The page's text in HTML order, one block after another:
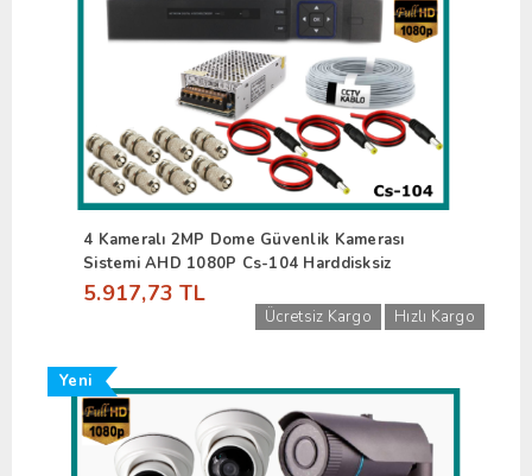
4 Kameralı 2MP Dome Güvenlik Kamerası
Sistemi AHD 1080P Cs-104 Harddisksiz
5.917,73 TL
Ücretsiz Kargo Hızlı Kargo
Yeni